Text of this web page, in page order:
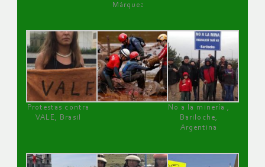
Márquez
Protestas contra
VALE, Brasil
No a la minería ,
Bariloche,
Argentina